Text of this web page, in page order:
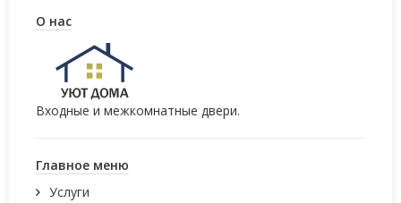
О нас
Входные и межкомнатные двери.
Главное меню
Услуги